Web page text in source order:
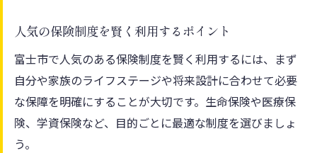
人気の保険制度を賢く利用するポイント
富士市で人気のある保険制度を賢く利用するには、まず
自分や家族のライフステージや将来設計に合わせて必要
な保障を明確にすることが大切です。生命保険や医療保
険、学資保険など、目的ごとに最適な制度を選びましょ
う。